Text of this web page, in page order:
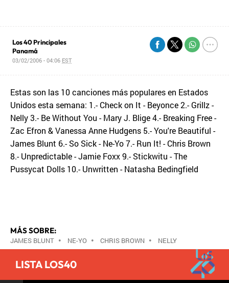
Los 40 Principales
Panamá
03/02/2006 - 04:06 EST
Estas son las 10 canciones más populares en Estados
Unidos esta semana: 1.- Check on It - Beyonce 2.- Grillz -
Nelly 3.- Be Without You - Mary J. Blige 4.- Breaking Free -
Zac Efron & Vanessa Anne Hudgens 5.- You're Beautiful -
James Blunt 6.- So Sick - Ne-Yo 7.- Run It! - Chris Brown
8.- Unpredictable - Jamie Foxx 9.- Stickwitu - The
Pussycat Dolls 10.- Unwritten - Natasha Bedingfield
MÁS SOBRE:
JAMES BLUNT • NE-YO • CHRIS BROWN • NELLY
•
LISTA LOS40